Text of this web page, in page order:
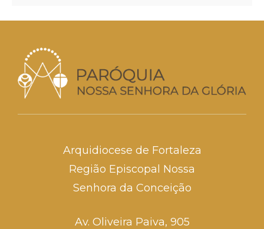
Arquidiocese de Fortaleza
Região Episcopal Nossa
Senhora da Conceição
Av. Oliveira Paiva, 905